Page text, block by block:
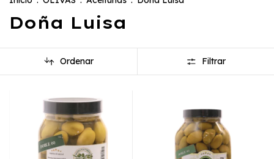
Doña Luisa
Ordenar Filtrar